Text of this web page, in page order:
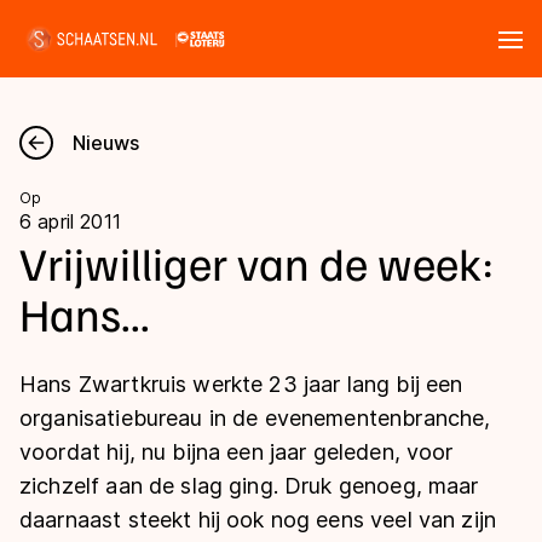
Nieuws
Kalender
Disciplines
Langebaan
Shorttrack
Inlineskaten
Uitslagen
Langebaan
Shorttrack
Marathon
Tijden & historie
Ranglijsten Langebaan
Nieuws
Op
6 april 2011
Vrijwilliger van de week:
Hans...
Hans Zwartkruis werkte 23 jaar lang bij een
organisatiebureau in de evenementenbranche,
voordat hij, nu bijna een jaar geleden, voor
zichzelf aan de slag ging. Druk genoeg, maar
daarnaast steekt hij ook nog eens veel van zijn